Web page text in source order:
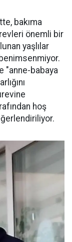
bakıma
önemli bir
yaşlılar
"anne-babaya
hoş